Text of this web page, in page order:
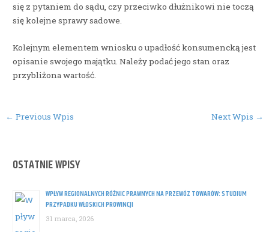
OSTATNIE WPISY
WPŁYW REGIONALNYCH RÓŻNIC PRAWNYCH NA PRZEWÓZ TOWARÓW: STUDIUM
PRZYPADKU WŁOSKICH PROWINCJI
31 marca, 2026
się z pytaniem do sądu, czy przeciwko dłużnikowi nie toczą
się kolejne sprawy sadowe.
Kolejnym elementem wniosku o upadłość konsumencką jest
opisanie swojego majątku. Należy podać jego stan oraz
przybliżona wartość.
Post
← Previous Wpis Next Wpis →